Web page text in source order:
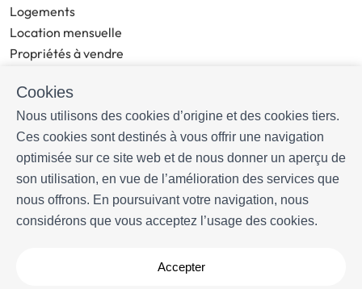
Cookies
Nous utilisons des cookies d’origine et des cookies tiers.
Ces cookies sont destinés à vous offrir une navigation
optimisée sur ce site web et de nous donner un aperçu de
son utilisation, en vue de l’amélioration des services que
nous offrons. En poursuivant votre navigation, nous
considérons que vous acceptez l’usage des cookies.
Accepter
Logements
Location mensuelle
Propriétés à vendre
Blog
PLUS D'INFORMATIONS
À propos de nous
Propriétaires
Expériences
Questions frequentes